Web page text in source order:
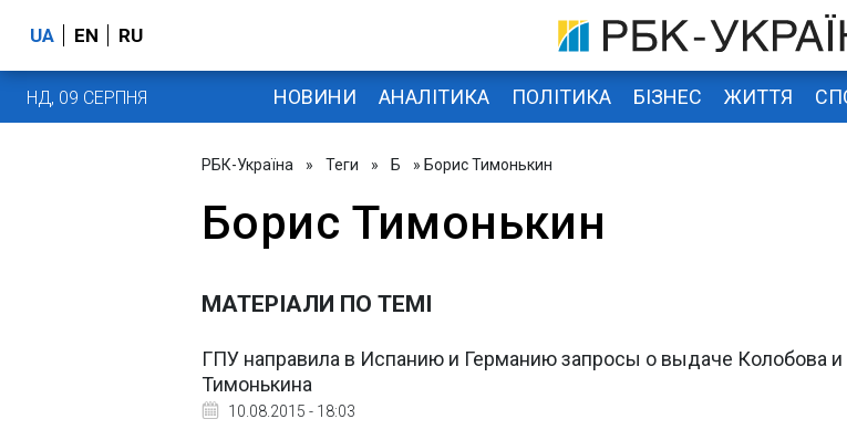
UA EN RU
НД, 09 СЕРПНЯ НОВИНИ АНАЛІТИКА ПОЛІТИКА БІЗНЕС ЖИТТЯ
РБК-Україна » Теги » Б » Борис Тимонькин
Борис Тимонькин
МАТЕРІАЛИ ПО ТЕМІ
ГПУ направила в Испанию и Германию запросы о выдаче Колобова и
Тимонькина
10.08.2015 - 18:03